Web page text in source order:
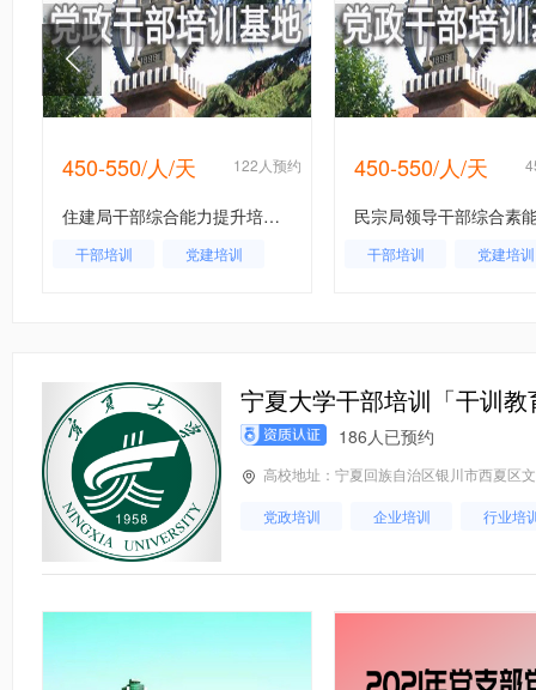
450-550/人/天 122人预约
住建局干部综合能力提升培训班
干部培训
党建培训
450-550/人/天
干部培训 党建培训
宁夏大学干部培训「干训教
186人已预约
高校地址：宁夏回族自治区银川市西夏区
党政培训 企业培训 行业培